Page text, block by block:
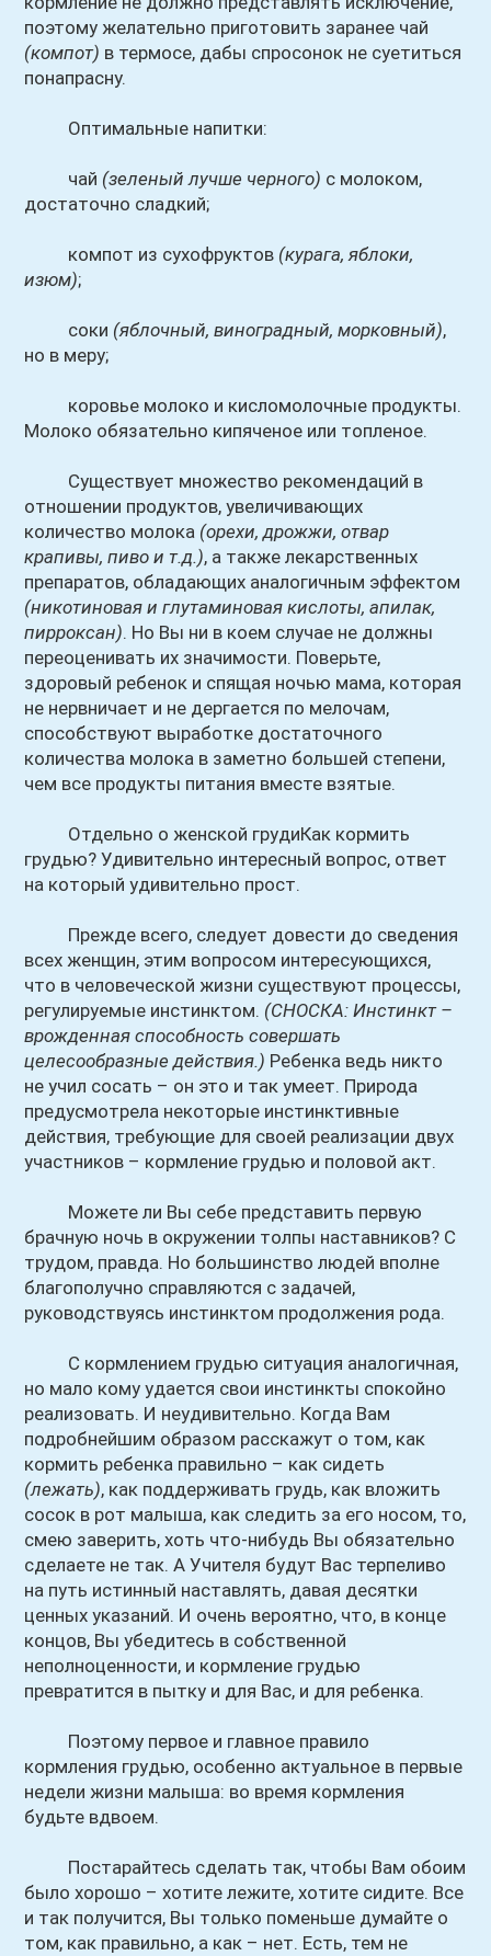
поэтому желательно приготовить заранее чай
(компот) в термосе, дабы спросонок не суетиться
понапрасну.
Оптимальные напитки:
чай (зеленый лучше черного) с молоком,
достаточно сладкий;
компот из сухофруктов (курага, яблоки,
изюм);
соки (яблочный, виноградный, морковный),
но в меру;
коровье молоко и кисломолочные продукты.
Молоко обязательно кипяченое или топленое.
Существует множество рекомендаций в
отношении продуктов, увеличивающих
количество молока (орехи, дрожжи, отвар
крапивы, пиво и т.д.), а также лекарственных
препаратов, обладающих аналогичным эффектом
(никотиновая и глутаминовая кислоты, апилак,
пирроксан). Но Вы ни в коем случае не должны
переоценивать их значимости. Поверьте,
здоровый ребенок и спящая ночью мама, которая
не нервничает и не дергается по мелочам,
способствуют выработке достаточного
количества молока в заметно большей степени,
чем все продукты питания вместе взятые.
Отдельно о женской грудиКак кормить
грудью? Удивительно интересный вопрос, ответ
на который удивительно прост.
Прежде всего, следует довести до сведения
всех женщин, этим вопросом интересующихся,
что в человеческой жизни существуют процессы,
регулируемые инстинктом. (СНОСКА: Инстинкт –
врожденная способность совершать
целесообразные действия.) Ребенка ведь никто
не учил сосать – он это и так умеет. Природа
предусмотрела некоторые инстинктивные
действия, требующие для своей реализации двух
участников – кормление грудью и половой акт.
Можете ли Вы себе представить первую
брачную ночь в окружении толпы наставников? С
трудом, правда. Но большинство людей вполне
благополучно справляются с задачей,
руководствуясь инстинктом продолжения рода.
С кормлением грудью ситуация аналогичная,
но мало кому удается свои инстинкты спокойно
реализовать. И неудивительно. Когда Вам
подробнейшим образом расскажут о том, как
кормить ребенка правильно – как сидеть
(лежать), как поддерживать грудь, как вложить
сосок в рот малыша, как следить за его носом, то,
смею заверить, хоть что-нибудь Вы обязательно
сделаете не так. А Учителя будут Вас терпеливо
на путь истинный наставлять, давая десятки
ценных указаний. И очень вероятно, что, в конце
концов, Вы убедитесь в собственной
неполноценности, и кормление грудью
превратится в пытку и для Вас, и для ребенка.
Поэтому первое и главное правило
кормления грудью, особенно актуальное в первые
недели жизни малыша: во время кормления
будьте вдвоем.
Постарайтесь сделать так, чтобы Вам обоим
было хорошо – хотите лежите, хотите сидите. Все
и так получится, Вы только поменьше думайте о
том, как правильно, а как – нет. Есть, тем не